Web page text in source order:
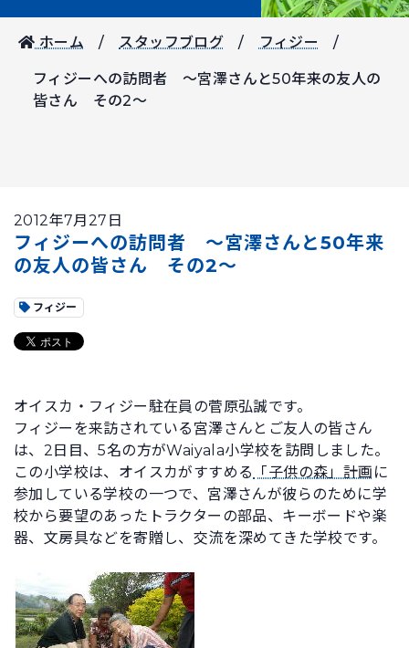
ホーム スタッフブログ フィジー
フィジーへの訪問者 ～宮澤さんと50年来の友人の
皆さん その2～
2012年7月27日
フィジーへの訪問者 ～宮澤さんと50年来
の友人の皆さん その2～
フィジー
オイスカ・フィジー駐在員の菅原弘誠です。
フィジーを来訪されている宮澤さんとご友人の皆さん
は、2日目、5名の方がWaiyala小学校を訪問しました。
この小学校は、オイスカがすすめる
「子供の森」計画 に
参加している学校の一つで、宮澤さんが彼らのために学
校から要望のあったトラクターの部品、キーボードや楽
器、文房具などを寄贈し、交流を深めてきた学校です。